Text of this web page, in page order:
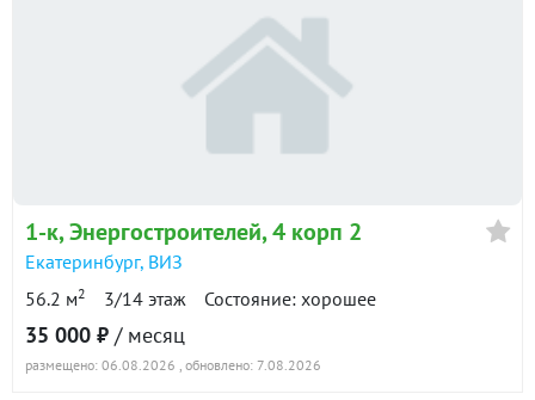
23 октября 2025
1-к, Энергостроителей, 4 корп 2
Екатеринбург, ВИЗ
56.2 м2 3/14 этаж Состояние: хорошее
35 000 ₽ / месяц
размещено: 06.08.2026 , обновлено: 7.08.2026